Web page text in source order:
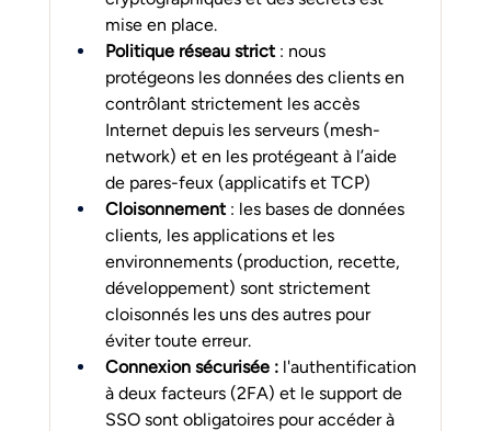
mise en place.
Politique réseau strict : nous
protégeons les données des clients en
contrôlant strictement les accès
Internet depuis les serveurs (mesh-
network) et en les protégeant à l’aide
de pares-feux (applicatifs et TCP)
Cloisonnement : les bases de données
clients, les applications et les
environnements (production, recette,
développement) sont strictement
cloisonnés les uns des autres pour
éviter toute erreur.
Connexion sécurisée : l'authentification
à deux facteurs (2FA) et le support de
SSO sont obligatoires pour accéder à